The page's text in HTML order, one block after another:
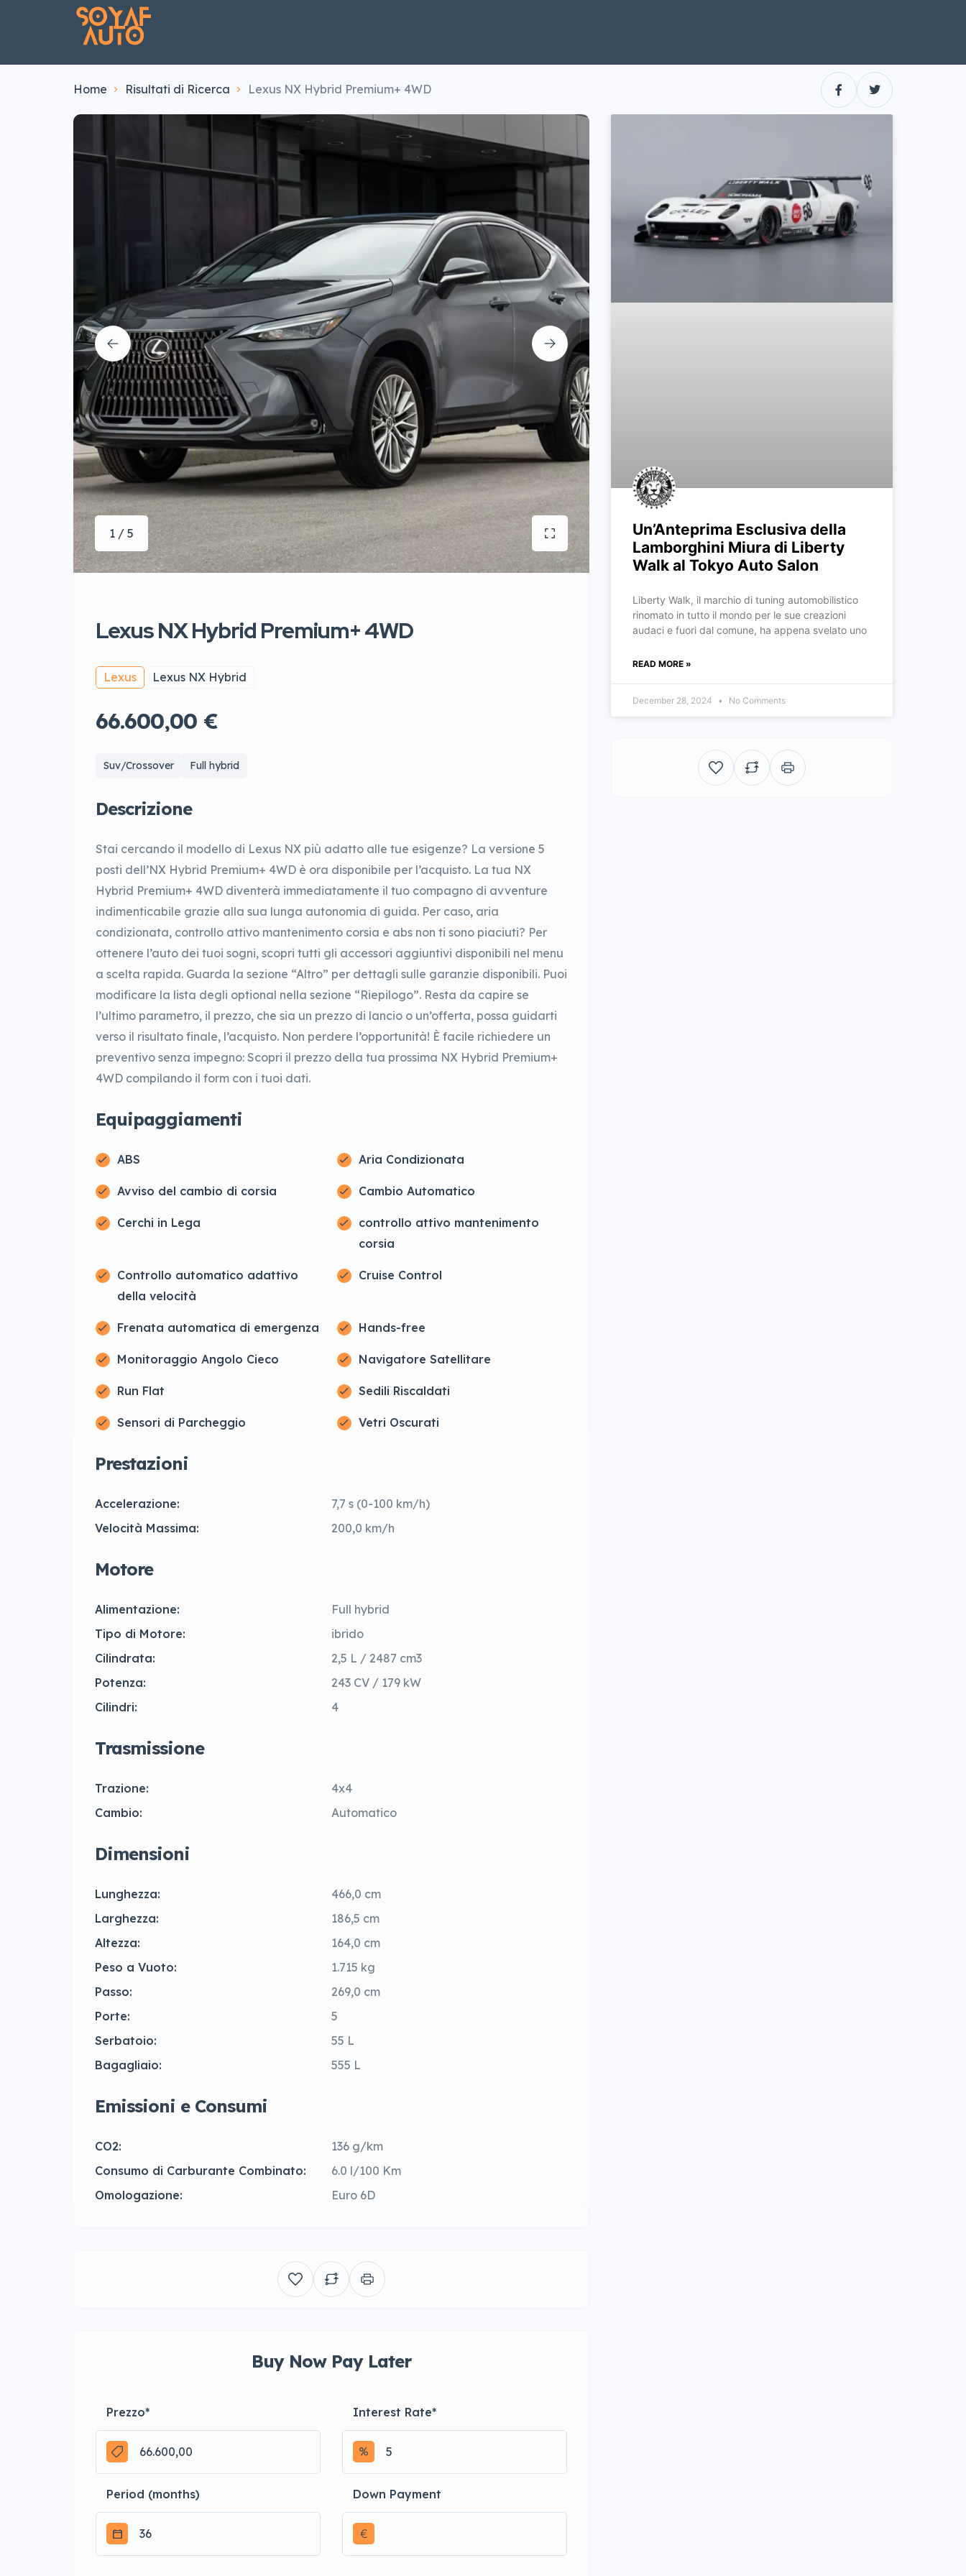
Home Risultati di Ricerca Lexus NX Hybrid Premium+ 4WD
1 / 5
Lexus NX Hybrid Premium+ 4WD
Lexus Lexus NX Hybrid
66.600,00 €
Suv/Crossover Full hybrid
Descrizione
Stai cercando il modello di Lexus NX più adatto alle tue esigenze? La versione 5
posti dell’NX Hybrid Premium+ 4WD è ora disponibile per l’acquisto. La tua NX
Hybrid Premium+ 4WD diventerà immediatamente il tuo compagno di avventure
indimenticabile grazie alla sua lunga autonomia di guida. Per caso, aria
condizionata, controllo attivo mantenimento corsia e abs non ti sono piaciuti? Per
ottenere l’auto dei tuoi sogni, scopri tutti gli accessori aggiuntivi disponibili nel menu
a scelta rapida. Guarda la sezione “Altro” per dettagli sulle garanzie disponibili. Puoi
modificare la lista degli optional nella sezione “Riepilogo”. Resta da capire se
l’ultimo parametro, il prezzo, che sia un prezzo di lancio o un’offerta, possa guidarti
verso il risultato finale, l’acquisto. Non perdere l’opportunità! È facile richiedere un
preventivo senza impegno: Scopri il prezzo della tua prossima NX Hybrid Premium+
4WD compilando il form con i tuoi dati.
Equipaggiamenti
ABS Aria Condizionata
Avviso del cambio di corsia Cambio Automatico
Cerchi in Lega
controllo attivo mantenimento
corsia
Controllo automatico adattivo
della velocità
Cruise Control
Frenata automatica di emergenza Hands-free
Monitoraggio Angolo Cieco Navigatore Satellitare
Run Flat Sedili Riscaldati
Sensori di Parcheggio Vetri Oscurati
Prestazioni
Accelerazione:
7,7 s (0-100 km/h)
Velocità Massima:
200,0 km/h
Motore
Alimentazione:
Full hybrid
Tipo di Motore:
ibrido
Cilindrata:
2,5 L / 2487 cm3
Potenza:
243 CV / 179 kW
Cilindri:
4
Trasmissione
Trazione:
4x4
Cambio:
Automatico
Dimensioni
Lunghezza:
466,0 cm
Larghezza:
186,5 cm
Altezza:
164,0 cm
Peso a Vuoto:
1.715 kg
Passo:
269,0 cm
Porte:
5
Serbatoio:
55 L
Bagagliaio:
555 L
Emissioni e Consumi
CO2:
136 g/km
Consumo di Carburante Combinato:
6.0 l/100 Km
Omologazione:
Euro 6D
Buy Now Pay Later
Prezzo* Interest Rate*
Period (months) Down Payment
€
Un’Anteprima Esclusiva della
Lamborghini Miura di Liberty
Walk al Tokyo Auto Salon
Liberty Walk, il marchio di tuning automobilistico
rinomato in tutto il mondo per le sue creazioni
audaci e fuori dal comune, ha appena svelato uno
READ MORE »
December 28, 2024 No Comments